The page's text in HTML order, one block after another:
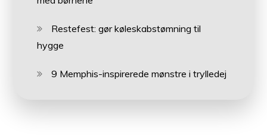
Restefest: gør køleskabstømning til
hygge
9 Memphis-inspirerede mønstre i trylledej